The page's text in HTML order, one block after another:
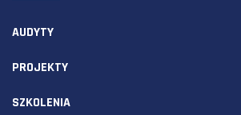
AUDYTY
PROJEKTY
SZKOLENIA